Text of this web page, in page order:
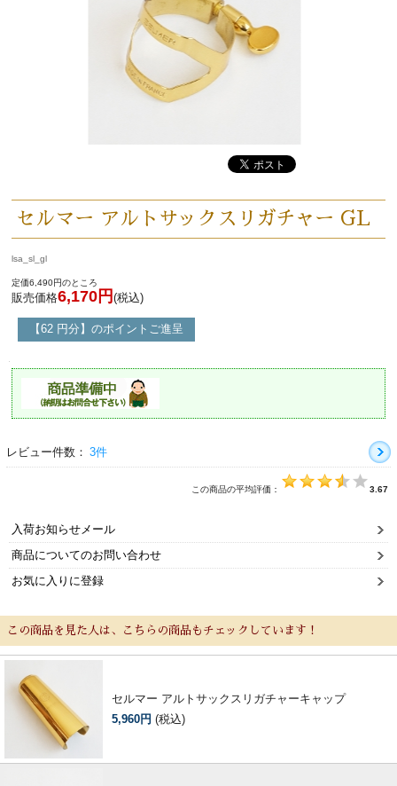
セルマー アルトサックスリガチャー GL
lsa_sl_gl
定価6,490円のところ
販売価格6,170円 (税込)
【62 円分】のポイントご進呈
レビュー件数： 3件
この商品の平均評価： 3.67
入荷お知らせメール
商品についてのお問い合わせ
お気に入りに登録
この商品を見た人は、こちらの商品もチェックしています！
セルマー アルトサックスリガチャーキャップ
5,960円 (税込)